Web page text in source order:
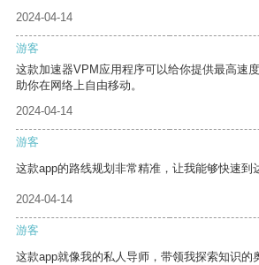
2024-04-14
游客
这款加速器VPM应用程序可以给你提供最高速
助你在网络上自由移动。
2024-04-14
游客
这款app的路线规划非常精准，让我能够快速到
2024-04-14
游客
这款app就像我的私人导师，带领我探索知识的